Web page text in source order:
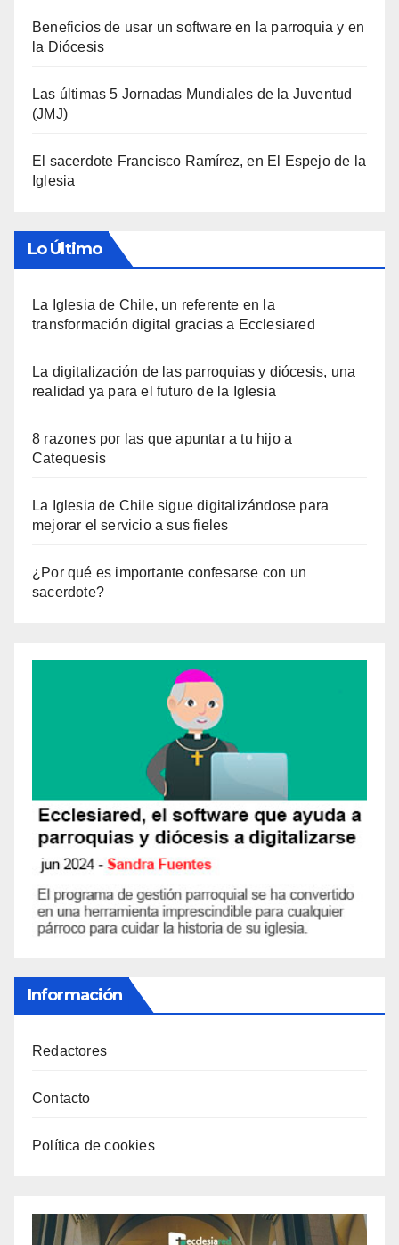
Beneficios de usar un software en la parroquia y en
la Diócesis
Las últimas 5 Jornadas Mundiales de la Juventud
(JMJ)
El sacerdote Francisco Ramírez, en El Espejo de la
Iglesia
Lo Último
La Iglesia de Chile, un referente en la
transformación digital gracias a Ecclesiared
La digitalización de las parroquias y diócesis, una
realidad ya para el futuro de la Iglesia
8 razones por las que apuntar a tu hijo a
Catequesis
La Iglesia de Chile sigue digitalizándose para
mejorar el servicio a sus fieles
¿Por qué es importante confesarse con un
sacerdote?
Información
Redactores
Contacto
Política de cookies